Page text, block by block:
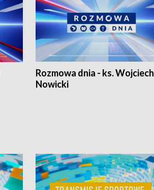
Rozmowa dnia - ks. Wojciech
Nowicki